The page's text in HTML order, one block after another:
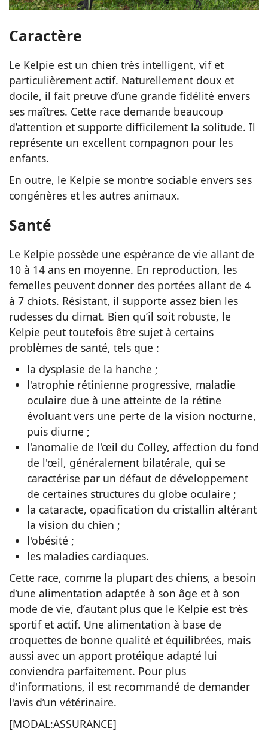
Caractère
Le Kelpie est un chien très intelligent, vif et
particulièrement actif. Naturellement doux et
docile, il fait preuve d’une grande fidélité envers
ses maîtres. Cette race demande beaucoup
d’attention et supporte difficilement la solitude. Il
représente un excellent compagnon pour les
enfants.
En outre, le Kelpie se montre sociable envers ses
congénères et les autres animaux.
Santé
Le Kelpie possède une espérance de vie allant de
10 à 14 ans en moyenne. En reproduction, les
femelles peuvent donner des portées allant de 4
à 7 chiots. Résistant, il supporte assez bien les
rudesses du climat. Bien qu’il soit robuste, le
Kelpie peut toutefois être sujet à certains
problèmes de santé, tels que :
la dysplasie de la hanche ;
l'atrophie rétinienne progressive, maladie
oculaire due à une atteinte de la rétine
évoluant vers une perte de la vision nocturne,
puis diurne ;
l'anomalie de l'œil du Colley, affection du fond
de l'œil, généralement bilatérale, qui se
caractérise par un défaut de développement
de certaines structures du globe oculaire ;
la cataracte, opacification du cristallin altérant
la vision du chien ;
l'obésité ;
les maladies cardiaques.
Cette race, comme la plupart des chiens, a besoin
d’une alimentation adaptée à son âge et à son
mode de vie, d’autant plus que le Kelpie est très
sportif et actif. Une alimentation à base de
croquettes de bonne qualité et équilibrées, mais
aussi avec un apport protéique adapté lui
conviendra parfaitement. Pour plus
d'informations, il est recommandé de demander
l'avis d’un vétérinaire.
[MODAL:ASSURANCE]